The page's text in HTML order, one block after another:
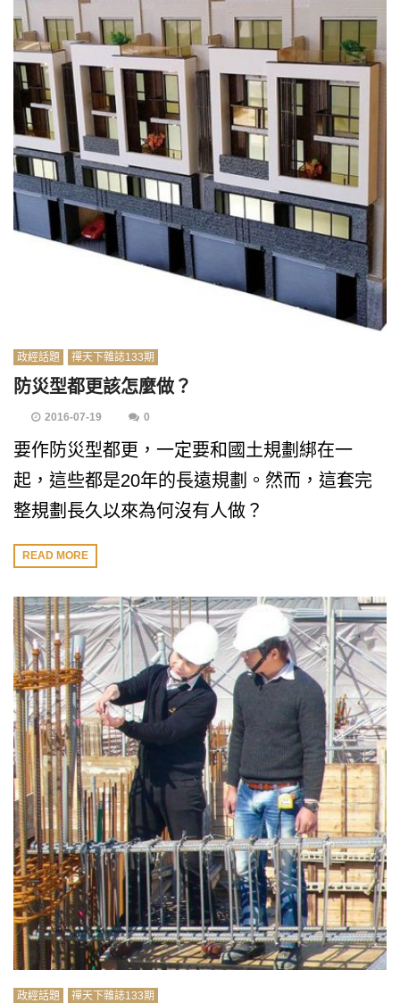
政經話題 禪天下雜誌133期
防災型都更該怎麼做？
2016-07-19 0
要作防災型都更，一定要和國土規劃綁在一
起，這些都是20年的長遠規劃。然而，這套完
整規劃長久以來為何沒有人做？
READ MORE
政經話題 禪天下雜誌133期